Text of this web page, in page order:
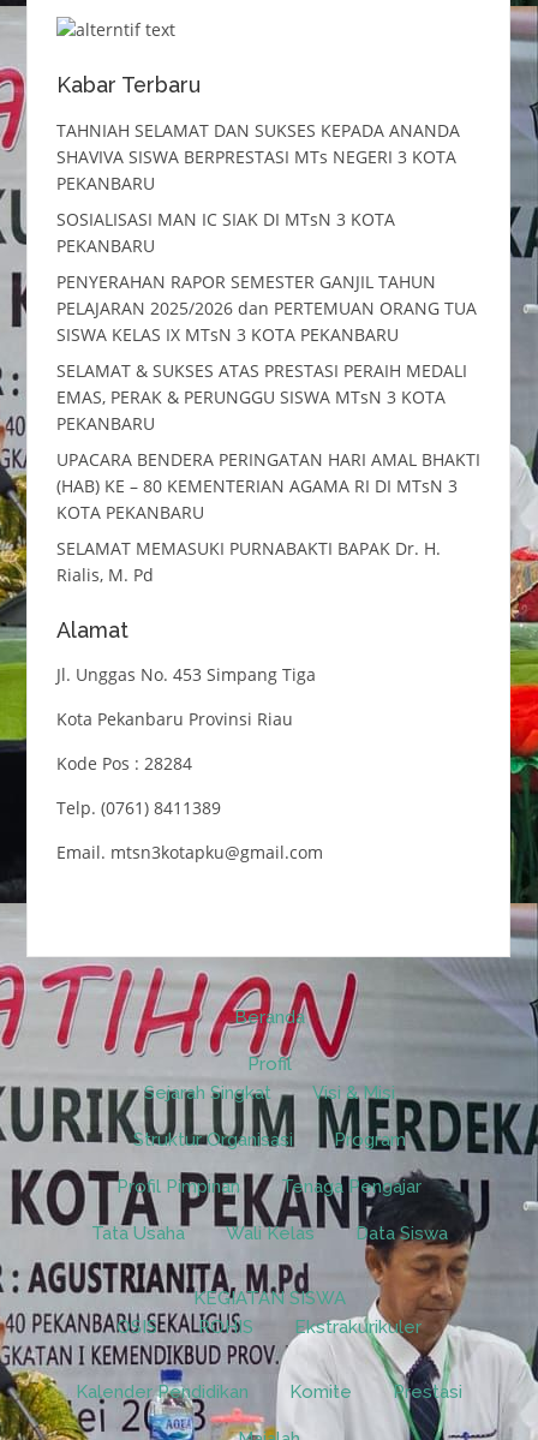
Kabar Terbaru
TAHNIAH SELAMAT DAN SUKSES KEPADA ANANDA
SHAVIVA SISWA BERPRESTASI MTs NEGERI 3 KOTA
PEKANBARU
SOSIALISASI MAN IC SIAK DI MTsN 3 KOTA
PEKANBARU
PENYERAHAN RAPOR SEMESTER GANJIL TAHUN
PELAJARAN 2025/2026 dan PERTEMUAN ORANG TUA
SISWA KELAS IX MTsN 3 KOTA PEKANBARU
SELAMAT & SUKSES ATAS PRESTASI PERAIH MEDALI
EMAS, PERAK & PERUNGGU SISWA MTsN 3 KOTA
PEKANBARU
UPACARA BENDERA PERINGATAN HARI AMAL BHAKTI
(HAB) KE – 80 KEMENTERIAN AGAMA RI DI MTsN 3
KOTA PEKANBARU
SELAMAT MEMASUKI PURNABAKTI BAPAK Dr. H.
Rialis, M. Pd
Alamat
Jl. Unggas No. 453 Simpang Tiga
Kota Pekanbaru Provinsi Riau
Kode Pos : 28284
Telp. (0761) 8411389
Email. mtsn3kotapku@gmail.com
Beranda
Profil
Sejarah Singkat
Visi & Misi
Struktur Organisasi Program
Profil Pimpinan Tenaga Pengajar
Tata Usaha Wali Kelas Data Siswa
KEGIATAN SISWA
OSIS
ROHIS Ekstrakurikuler
Kalender Pendidikan Komite Prestasi